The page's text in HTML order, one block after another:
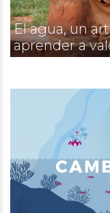
El agua, un
aprender a